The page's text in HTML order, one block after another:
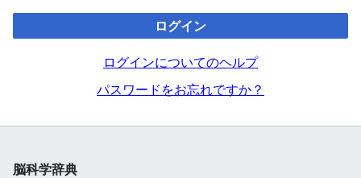
ログイン
ログインについてのヘルプ
パスワードをお忘れですか？
脳科学辞典